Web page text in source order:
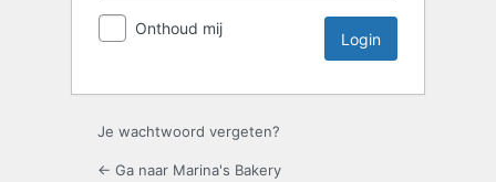
Onthoud mij
Je wachtwoord vergeten?
← Ga naar Marina's Bakery